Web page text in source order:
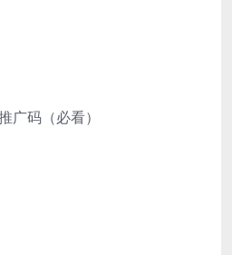
广码（必看）